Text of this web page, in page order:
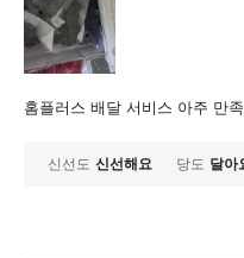
홈플러스 배달 서비스 아주 만
신선도 신선해요 당도 달아